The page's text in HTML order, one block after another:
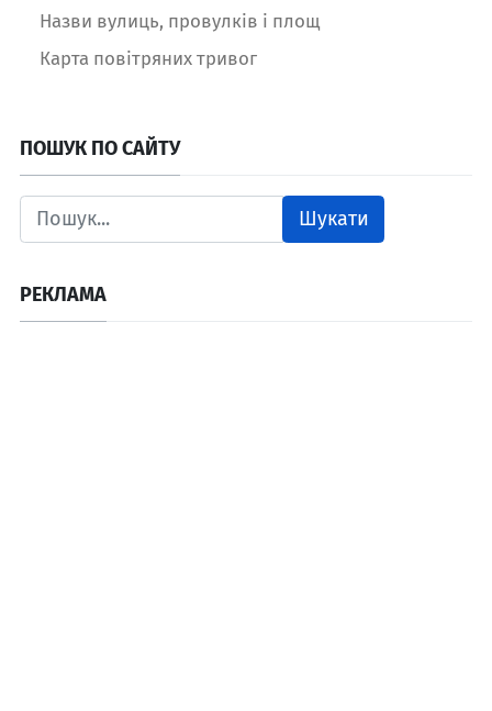
Назви вулиць, провулків і площ
Карта повітряних тривог
ПОШУК ПО САЙТУ
Шукати
РЕКЛАМА